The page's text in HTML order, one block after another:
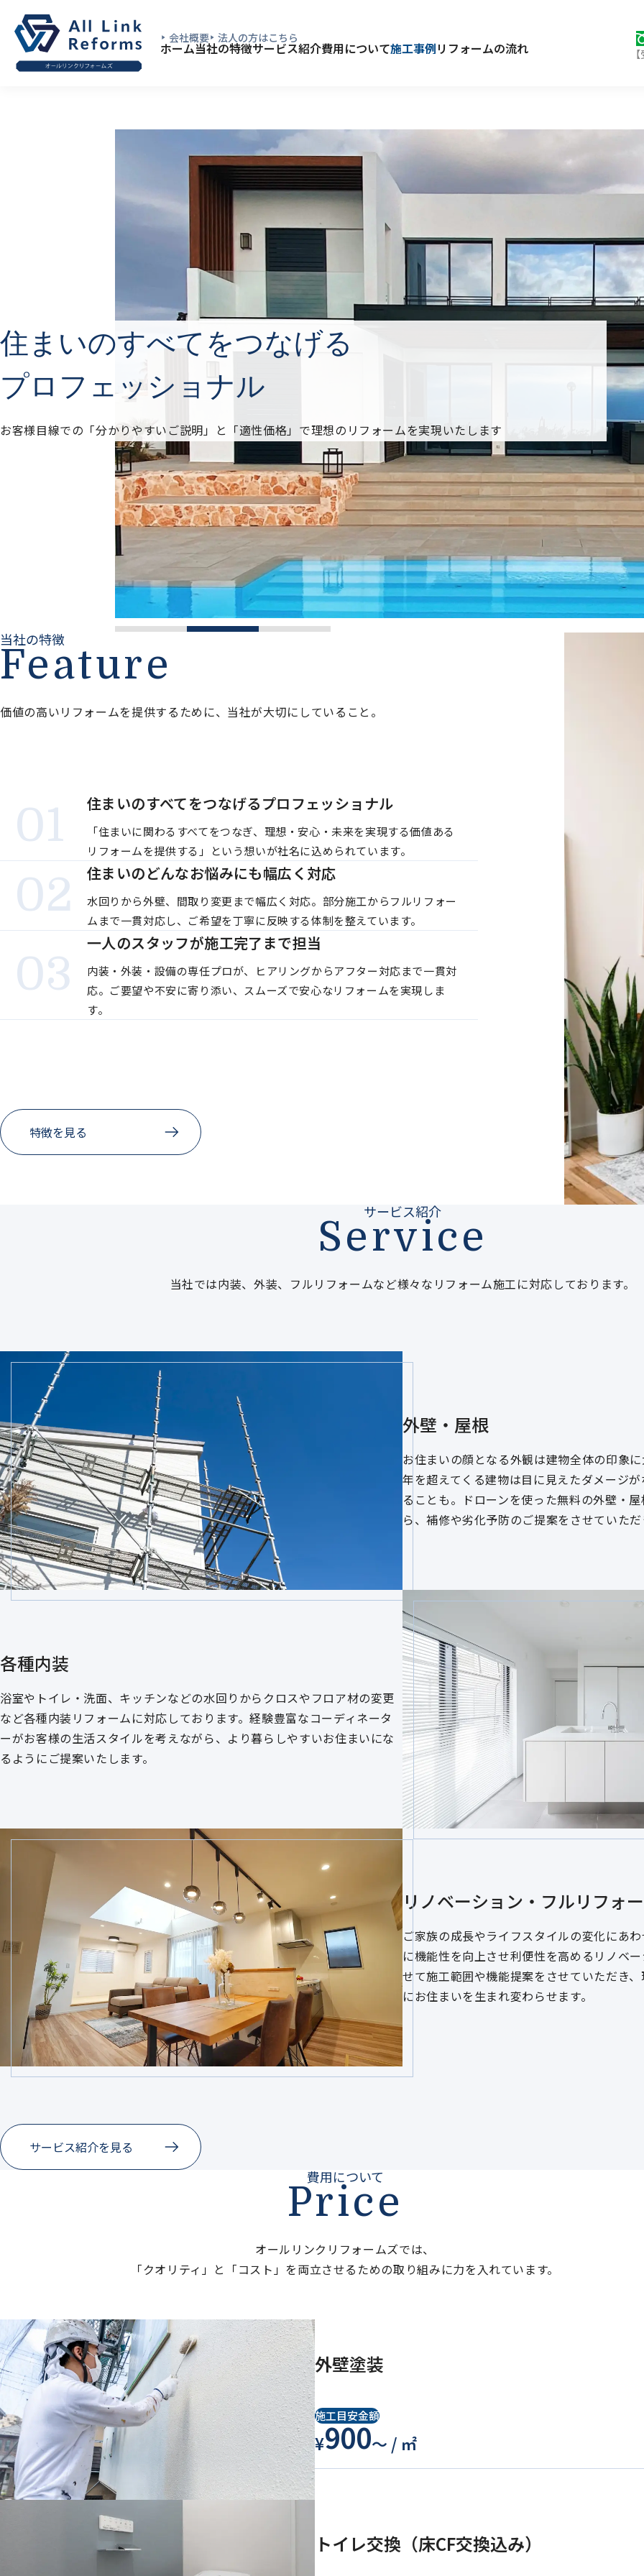
会社概要 法人の方はこちら
ホーム当社の特徴サービス紹介費用について施工事例リフォームの流れ
住まいのすべてをつなげる
プロフェッショナル
お客様目線での「分かりやすいご説明」と「適性価格」で理想のリフォームを実現いたします
当社の特徴
Feature
価値の高いリフォームを提供するために、当社が大切にしていること。
住まいのすべてをつなげるプロフェッショナル
「住まいに関わるすべてをつなぎ、理想・安心・未来を実現する価値ある
リフォームを提供する」という想いが社名に込められています。
住まいのどんなお悩みにも幅広く対応
水回りから外壁、間取り変更まで幅広く対応。部分施工からフルリフォー
ムまで一貫対応し、ご希望を丁寧に反映する体制を整えています。
一人のスタッフが施工完了まで担当
内装・外装・設備の専任プロが、ヒアリングからアフター対応まで一貫対
応。ご要望や不安に寄り添い、スムーズで安心なリフォームを実現しま
す。
特徴を見る
サービス紹介
Service
当社では内装、外装、フルリフォームなど様々なリフォーム施工に対応しております。
外壁・屋根
お住まいの顔となる外観は建物全体の印象
年を超えてくる建物は目に見えたダメージ
ることも。ドローンを使った無料の外壁・
ら、補修や劣化予防のご提案をさせていた
各種内装
浴室やトイレ・洗面、キッチンなどの水回りからクロスやフロア材の変更
など各種内装リフォームに対応しております。経験豊富なコーディネータ
ーがお客様の生活スタイルを考えながら、より暮らしやすいお住まいにな
るようにご提案いたします。
リノベーション・フルリフォ
ご家族の成長やライフスタイルの変化にあ
に機能性を向上させ利便性を高めるリノベ
せて施工範囲や機能提案をさせていただき
にお住まいを生まれ変わらせます。
サービス紹介を見る
費用について
Price
オールリンクリフォームズでは、
「クオリティ」と「コスト」を両立させるための取り組みに力を入れています。
外壁塗装
施工目安金額
¥900〜 / ㎡
トイレ交換（床CF交換込み）